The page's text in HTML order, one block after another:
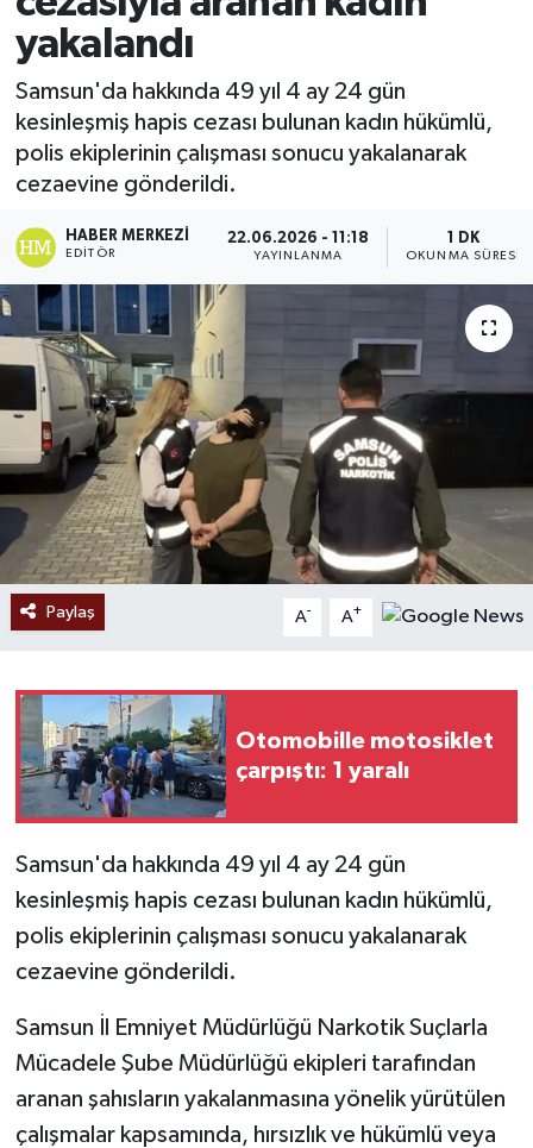
yakalandı
Samsun'da hakkında 49 yıl 4 ay 24 gün
kesinleşmiş hapis cezası bulunan kadın hükümlü,
polis ekiplerinin çalışması sonucu yakalanarak
cezaevine gönderildi.
HABER MERKEZI
EDITÖR
22.06.2026 - 11:18
YAYINLANMA
1 DK
OKUNMA SÜRESI
Paylaş A- A+
Otomobille motosiklet
çarpıştı: 1 yaralı
Samsun'da hakkında 49 yıl 4 ay 24 gün
kesinleşmiş hapis cezası bulunan kadın hükümlü,
polis ekiplerinin çalışması sonucu yakalanarak
cezaevine gönderildi.
Samsun İl Emniyet Müdürlüğü Narkotik Suçlarla
Mücadele Şube Müdürlüğü ekipleri tarafından
aranan şahısların yakalanmasına yönelik yürütülen
çalışmalar kapsamında, hırsızlık ve hükümlü veya
Ekonomi
Sağlık
Tokat Haber